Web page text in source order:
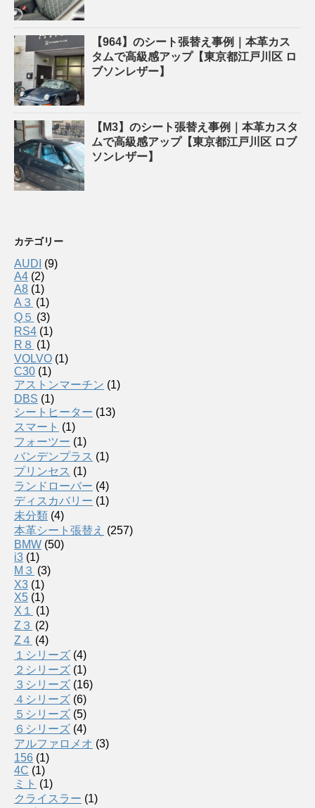
【964】のシート張替え事例｜本革カス
タムで高級感アップ【東京都江戸川区 ロ
ブソンレザー】
【M3】のシート張替え事例｜本革カスタ
ムで高級感アップ【東京都江戸川区 ロブ
ソンレザー】
カテゴリー
AUDI (9)
A4 (2)
A8 (1)
A３ (1)
Q５ (3)
RS4 (1)
R８ (1)
VOLVO (1)
C30 (1)
アストンマーチン (1)
DBS (1)
シートヒーター (13)
スマート (1)
フォーツー (1)
バンデンプラス (1)
プリンセス (1)
ランドローバー (4)
ディスカバリー (1)
未分類 (4)
本革シート張替え (257)
BMW (50)
i3 (1)
M３ (3)
X3 (1)
X5 (1)
X１
(1)
Z３ (2)
Z４ (4)
１シリーズ (4)
２シリーズ (1)
３シリーズ (16)
４シリーズ (6)
５シリーズ (5)
６シリーズ (4)
アルファロメオ (3)
156 (1)
4C (1)
ミト (1)
クライスラー (1)